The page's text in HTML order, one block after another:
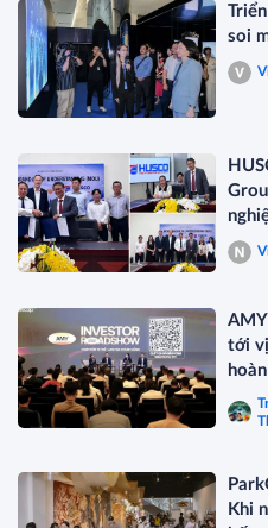
soi
hậu
tới
Khi